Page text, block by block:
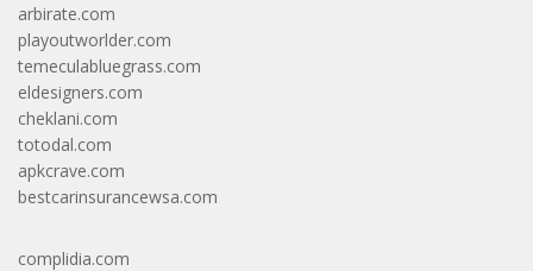
arbirate.com
playoutworlder.com
temeculabluegrass.com
eldesigners.com
cheklani.com
totodal.com
apkcrave.com
bestcarinsurancewsa.com
complidia.com